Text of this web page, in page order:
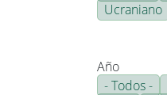
Ucraniano
Año
- Todos -